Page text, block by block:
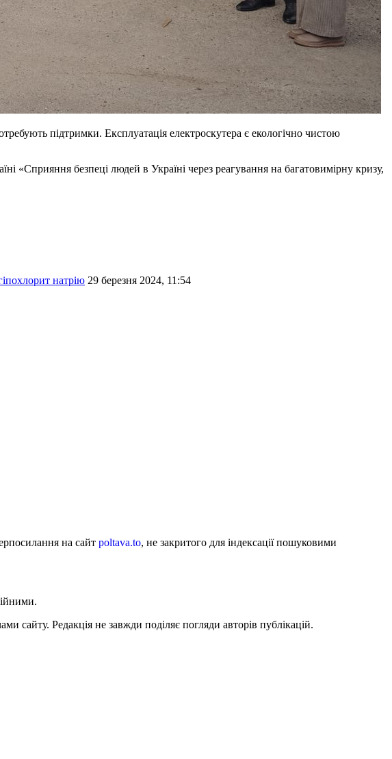
підтримки. Експлуатація електроскутера є екологічно чистою
безпеці людей в Україні через реагування на багатовимірну кризу,
натрію 29 березня 2024, 11:54
на сайт poltava.to, не закритого для індексації пошуковими
сайту. Редакція не завжди поділяє погляди авторів публікацій.